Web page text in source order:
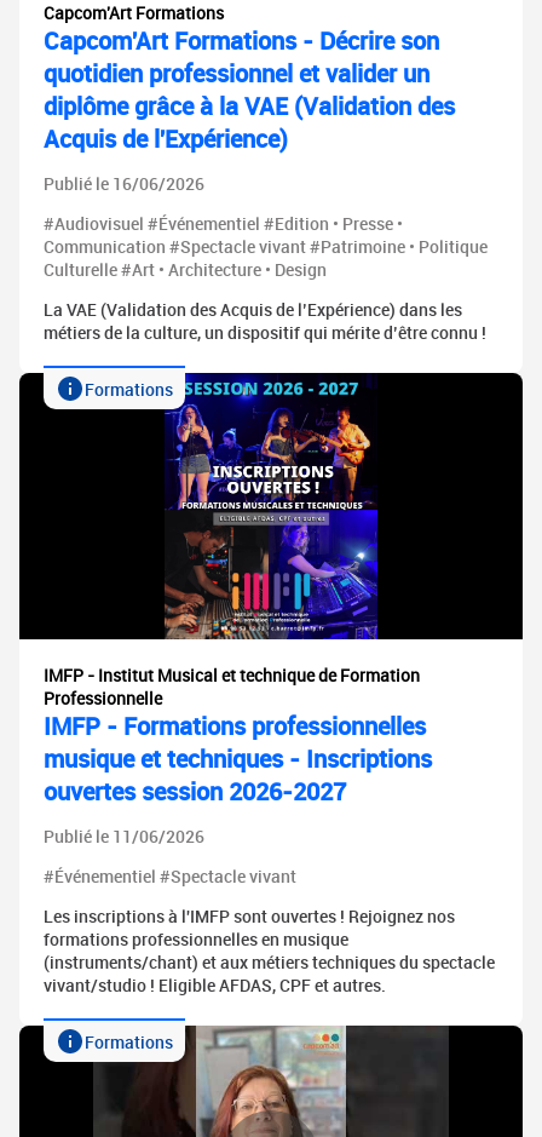
Capcom'Art Formations
Capcom'Art Formations - Décrire son
quotidien professionnel et valider un
diplôme grâce à la VAE (Validation des
Acquis de l'Expérience)
Publié le 16/06/2026
#Audiovisuel #Événementiel #Edition • Presse •
Communication #Spectacle vivant #Patrimoine • Politique
Culturelle #Art • Architecture • Design
La VAE (Validation des Acquis de l’Expérience) dans les
métiers de la culture, un dispositif qui mérite d’être connu !
Formations
IMFP - Institut Musical et technique de Formation
Professionnelle
IMFP - Formations professionnelles
musique et techniques - Inscriptions
ouvertes session 2026-2027
Publié le 11/06/2026
#Événementiel #Spectacle vivant
Les inscriptions à l'IMFP sont ouvertes ! Rejoignez nos
formations professionnelles en musique
(instruments/chant) et aux métiers techniques du spectacle
vivant/studio ! Eligible AFDAS, CPF et autres.
Formations